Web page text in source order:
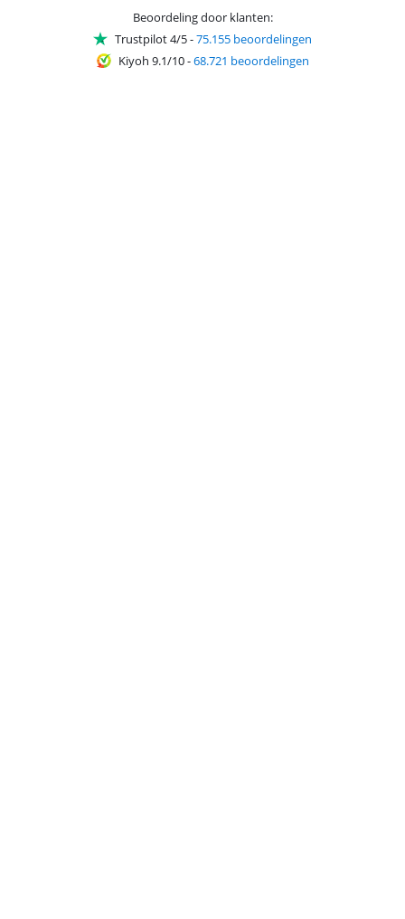
Beoordeling door klanten:
Trustpilot 4/5-75.155 beoordelingen
Kiyoh 9.1/10-68.721 beoordelingen